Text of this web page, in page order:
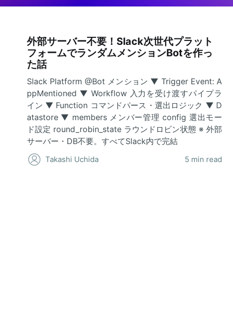
外部サーバー不要！Slack次世代プラット
フォームでランダムメンションBotを作っ
た話
Slack Platform @Bot メンション ▼ Trigger Event: A
ppMentioned ▼ Workflow 入力を受け渡すパイプラ
イン ▼ Function コマンドパース・選出ロジック ▼ D
atastore ▼ members メンバー管理 config 選出モー
ド設定 round_robin_state ラウンドロビン状態 ※ 外部
サーバー・DB不要。すべてSlack内で完結
Takashi Uchida 5 min read